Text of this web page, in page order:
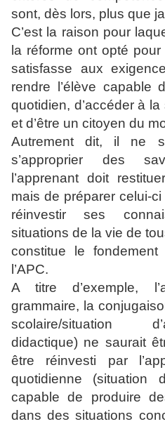
sont, dès lors, plus que
C’est la raison pour
la réforme ont opté pour
satisfasse aux
rendre l’élève capable
quotidien, d’accéder à la
et d’être un citoyen du
Autrement dit, il ne
s’approprier des
l’apprenant doit
mais de préparer celui-ci
réinvestir ses
situations de la vie de
constitue le
l’APC.
A titre d’exemple,
grammaire, la
scolaire/situation
didactique) ne saurait
être réinvesti par
quotidienne (situation
capable de produire
dans des situations